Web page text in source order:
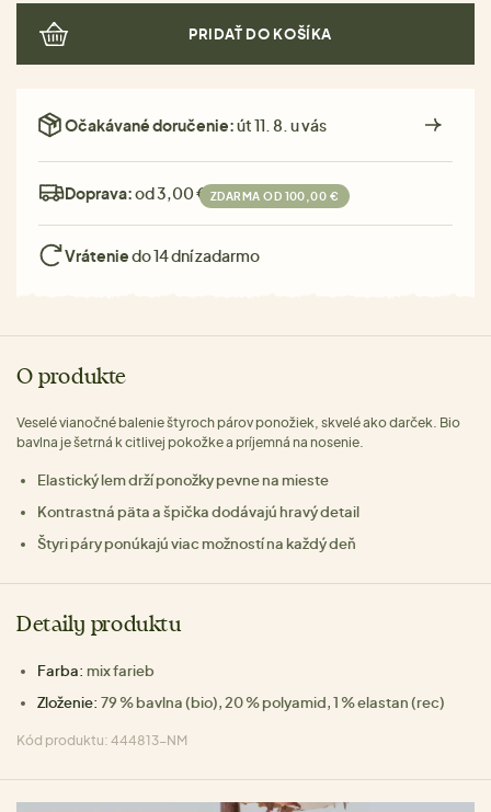
PRIDAŤ DO KOŠÍKA
Očakávané doručenie:út 11. 8. u vás
Doprava:od 3,00 € ZDARMA OD 100,00 €
Vráteniedo 14 dní zadarmo
O produkte
Veselé vianočné balenie štyroch párov ponožiek, skvelé ako darček. Bio
bavlna je šetrná k citlivej pokožke a príjemná na nosenie.
Elastický lem drží ponožky pevne na mieste
Kontrastná päta a špička dodávajú hravý detail
Štyri páry ponúkajú viac možností na každý deň
Detaily produktu
Farba: mix farieb
Zloženie: 79 % bavlna (bio), 20 % polyamid, 1 % elastan (rec)
Kód produktu: 444813-NM